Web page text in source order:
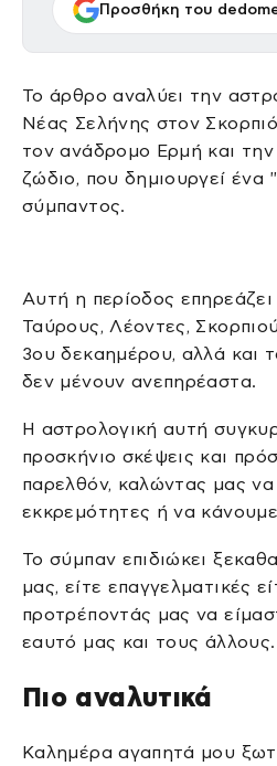
Προσθήκη του
Το άρθρο αναλύει την
Νέας Σελήνης στον
τον ανάδρομο Ερμή και
ζώδιο, που δημιουργεί ένα
σύμπαντος.
Αυτή η περίοδος
Ταύρους, Λέοντες,
3ου δεκαημέρου, αλλά και
δεν μένουν ανεπηρέαστα.
Η αστρολογική αυτή
προσκήνιο σκέψεις και
παρελθόν, καλώντας μας να
εκκρεμότητες ή να
Το σύμπαν επιδιώκει
μας, είτε επαγγελματικές
προτρέποντάς μας να
εαυτό μας και τους άλλους.
Πιο αναλυτικά
Καλημέρα αγαπητά μου